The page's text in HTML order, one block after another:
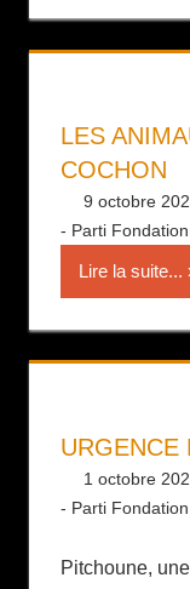
LES
COCHON
9 octobre
- Parti Fondation
Lire la suite...
URGENCE
1 octobre
- Parti Fondation
Pitchoune,